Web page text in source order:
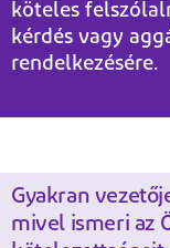
köteles
kérdés vagy
rendelkezésére.
Gyakran
mivel ismeri az